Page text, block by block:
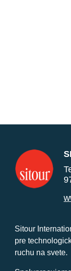
Sitour
pre
ruchu na svete.